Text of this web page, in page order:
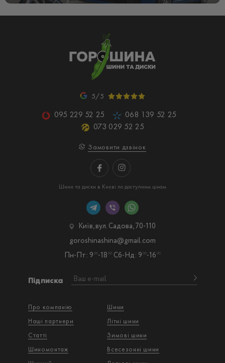
5/5
095 229 52 25
068 139 52 25
073 029 52 25
Замовити дзвінок
Шини та диски в Києві по доступним цінам
Про компанію
Наші партнери
Статті
Шиномонтаж
Шини
Літні шини
Зимові шини
Всесезонні шини
Підписка
Київ, вул. Садова, 70-110
Пн-Пт: 9 00-18 00 Сб-Нд: 9 00-16 00
goroshinashina@gmail.com